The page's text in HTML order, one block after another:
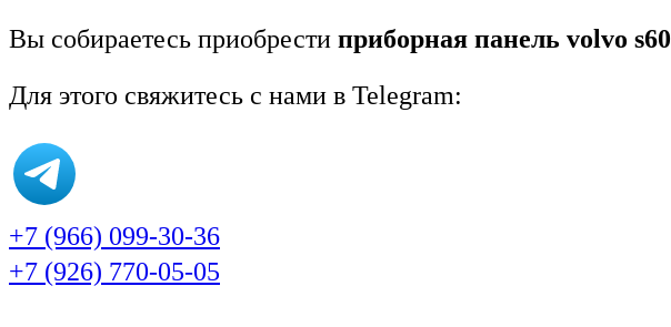
Вы собираетесь приобрести приборная панель volvo s60
Для этого свяжитесь с нами в Telegram:
+7 (966) 099-30-36
+7 (926) 770-05-05